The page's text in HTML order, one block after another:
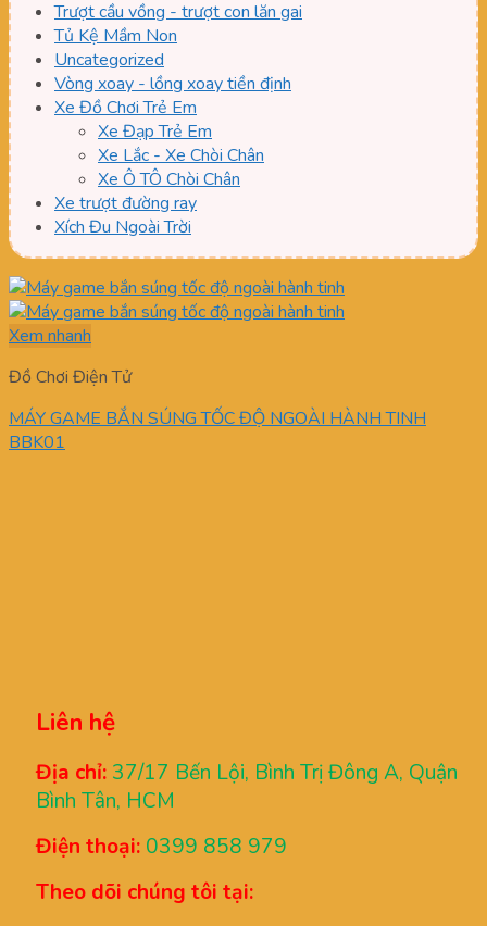
Trượt cầu vồng - trượt con lăn gai
Tủ Kệ Mầm Non
Uncategorized
Vòng xoay - lồng xoay tiền định
Xe Đồ Chơi Trẻ Em
Xe Đạp Trẻ Em
Xe Lắc - Xe Chòi Chân
Xe Ô TÔ Chòi Chân
Xe trượt đường ray
Xích Đu Ngoài Trời
Xem nhanh
Đồ Chơi Điện Tử
MÁY GAME BẮN SÚNG TỐC ĐỘ NGOÀI HÀNH TINH
BBK01
Liên hệ
Địa chỉ: 37/17 Bến Lội, Bình Trị Đông A, Quận
Bình Tân, HCM
Điện thoại: 0399 858 979
Theo dõi chúng tôi tại: